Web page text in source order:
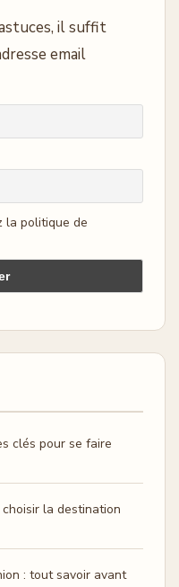
il suffit
email
la politique de
clés pour se faire
la destination
: tout savoir avant